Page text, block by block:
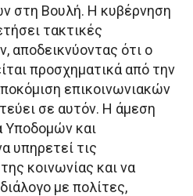
στη Βουλή. Η κυβέρνηση
τακτικές
αποδεικνύοντας ότι ο
προσχηματικά από την
επικοινωνιακών
σε αυτόν. Η άμεση
Υποδομών και
υπηρετεί τις
κοινωνίας και να
με πολίτες,